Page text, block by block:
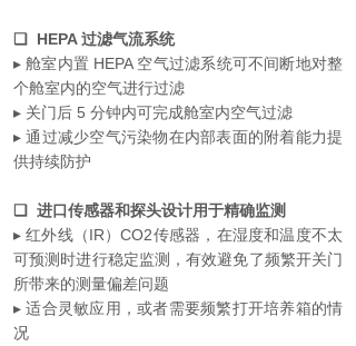
❏ HEPA 过滤气流系统
▸ 舱室内置 HEPA 空气过滤系统可不间断地对整
个舱室内的空气进行过滤
▸ 关门后 5 分钟内可完成舱室内空气过滤
▸ 通过减少空气污染物在内部表面的附着能力提
供持续防护
❏ 进口传感器和探头设计用于精确监测
▸ 红外线（IR）CO2传感器，在湿度和温度不太
可预测时进行稳定监测，有效避免了频繁开关门
所带来的测量偏差问题
▸ 适合灵敏应用，或者需要频繁打开培养箱的情
况